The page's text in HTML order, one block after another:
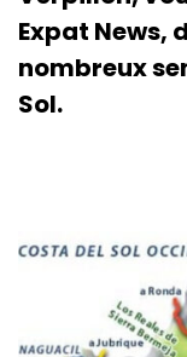
Expat News,
nombreux
Sol.